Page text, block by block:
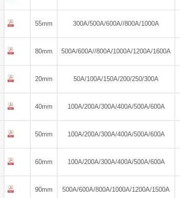
55mm 300A/500A/600A//800A/1000A
80mm 500A/600A//800A/1000A/1200A/1600A
20mm 50A/100A/150A/200/250/300A
40mm 100A/200A/300A/400A/500A/600A
50mm 100A/200A/300A/400A/500A/600A
60mm 100A/200A/300A/400A/500A/600A
90mm 500A/600A/800A/1000A/1200A/1500A